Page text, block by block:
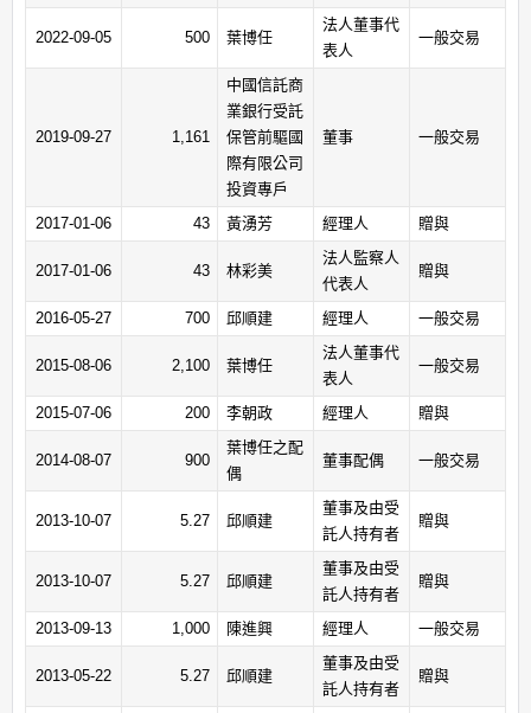
2022-09-05 500 葉博任
法人董事代
表人
一般交易
2019-09-27 1,161
中國信託商
業銀行受託
保管前驅國
際有限公司
投資專戶
董事 一般交易
2017-01-06 43 黃湧芳 經理人 贈與
2017-01-06 43 林彩美
法人監察人
代表人
贈與
2016-05-27 700 邱順建 經理人 一般交易
2015-08-06 2,100 葉博任
法人董事代
表人
一般交易
2015-07-06 200 李朝政 經理人 贈與
2014-08-07 900
葉博任之配
偶
董事配偶 一般交易
2013-10-07 5.27 邱順建
董事及由受
託人持有者
贈與
2013-10-07 5.27 邱順建
董事及由受
託人持有者
贈與
2013-09-13 1,000 陳進興 經理人 一般交易
2013-05-22 5.27 邱順建
董事及由受
託人持有者
贈與